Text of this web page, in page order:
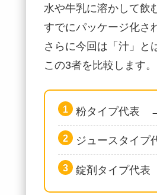
水や牛乳に溶かして飲
すでにパッケージ化さ
さらに今回は「汁」と
この3者を比較します。
粉タイプ代表 →
ジュースタイ
錠剤タイプ代